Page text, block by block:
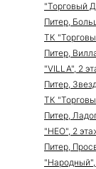
"Торговый
Питер,
ТК
Питер,
"VILLA", 2
Питер,
ТК
Питер,
"НЕО", 2
Питер,